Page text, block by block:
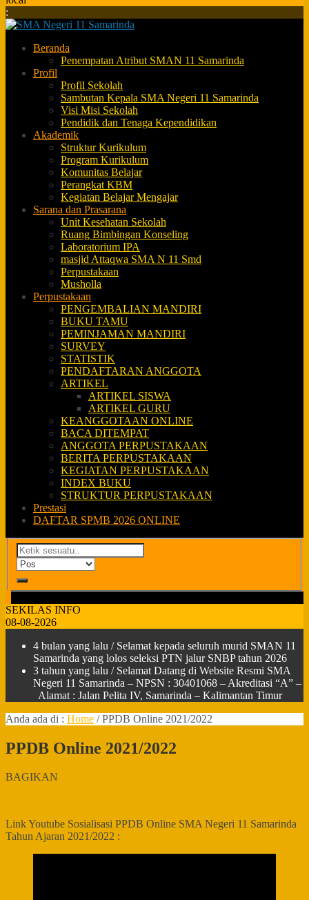
:
Beranda
Penempatan Atribut SMAN 11 Samarinda
Profil
Profil Sekolah
Sambutan Kepala SMA Negeri 11 Samarinda
Visi Misi Sekolah
Pendidik dan Tenaga Kependidikan
Akademik
Struktur Kurikulum
Program Kurikulum
Komunitas Belajar
Perangkat KBM
Kegiatan Belajar Mengajar
Sarana dan Prasarana
Unit Kesehatan Sekolah
Ruang Bimbingan Konseling
Laboratorium IPA
masjid Attaqwa SMA N 11 Smd
Perpustakaan
Musholla
Perpustakaan
PENGEMBALIAN MANDIRI
BUKU TAMU
PEMINJAMAN MANDIRI
SURVEY
STATISTIK
PENDAFTARAN ANGGOTA
ARTIKEL
ARTIKEL SISWA
ARTIKEL GURU
KEANGGOTAAN ONLINE
BACA DITEMPAT
ANGGOTA PERPUSTAKAAN
BERITA PERPUSTAKAAN
KEGIATAN PERPUSTAKAAN
INDEX BUKU
STRUKTUR PERPUSTAKAAN
Prestasi
DAFTAR SPMB 2026 ONLINE
SEKILAS INFO
08-08-2026
4 bulan yang lalu / Selamat kepada seluruh murid SMAN 11
Samarinda yang lolos seleksi PTN jalur SNBP tahun 2026
3 tahun yang lalu / Selamat Datang di Website Resmi SMA
Negeri 11 Samarinda – NPSN : 30401068 – Akreditasi “A” –
Alamat : Jalan Pelita IV, Samarinda – Kalimantan Timur
Anda ada di : Home /PPDB Online 2021/2022
PPDB Online 2021/2022
BAGIKAN
Link Youtube Sosialisasi PPDB Online SMA Negeri 11 Samarinda
Tahun Ajaran 2021/2022 :